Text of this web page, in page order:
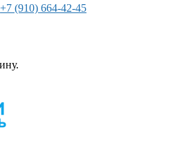
+7 (910) 664-42-45